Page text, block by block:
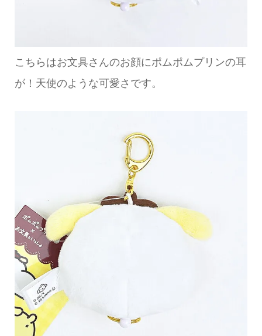
こちらはお文具さんのお顔にポムポムプリンの耳
が！天使のような可愛さです。